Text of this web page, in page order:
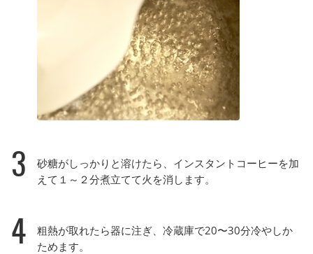
3
砂糖がしっかりと溶けたら、インスタントコーヒーを加
えて１～２分煮立てて火を消します。
4
粗熱が取れたら器に注ぎ、冷蔵庫で20〜30分冷やしか
ためます。